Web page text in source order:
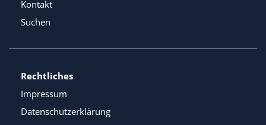
Kontakt
Suchen
Rechtliches
Impressum
Datenschutzerklärung